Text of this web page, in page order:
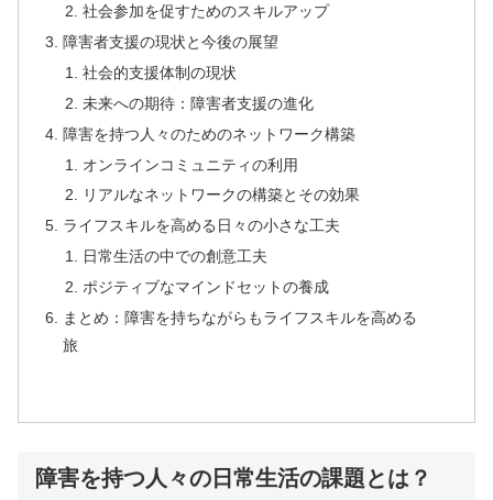
社会参加を促すためのスキルアップ
障害者支援の現状と今後の展望
社会的支援体制の現状
未来への期待：障害者支援の進化
障害を持つ人々のためのネットワーク構築
オンラインコミュニティの利用
リアルなネットワークの構築とその効果
ライフスキルを高める日々の小さな工夫
日常生活の中での創意工夫
ポジティブなマインドセットの養成
まとめ：障害を持ちながらもライフスキルを高める
旅
障害を持つ人々の日常生活の課題とは？